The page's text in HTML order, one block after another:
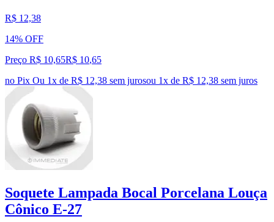
R$ 12,38
14% OFF
Preço R$ 10,65R$ 10,65
no Pix Ou 1x de R$ 12,38 sem jurosou 1x de R$ 12,38 sem juros
Soquete Lampada Bocal Porcelana Louça
Cônico E-27